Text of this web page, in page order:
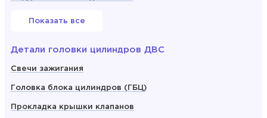
Показать все
Детали головки цилиндров ДВС
Свечи зажигания
Головка блока цилиндров (ГБЦ)
Прокладка крышки клапанов